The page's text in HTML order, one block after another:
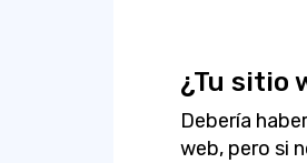
¿Tu sitio
Debería
web, pero si